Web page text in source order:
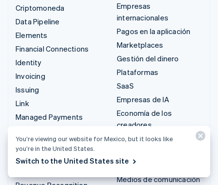
Criptomoneda
Data Pipeline
Elements
Financial Connections
Identity
Invoicing
Issuing
Link
Managed Payments
Payments
Payouts
Empresas
internacionales
Pagos en la aplicación
Marketplaces
Gestión del dinero
Plataformas
SaaS
Empresas de IA
Economía de los
creadores
Juegos
Seguros
Medios de comunicación
You’re viewing our website for Mexico, but it looks like
you’re in the United States.
Switch to the United States site